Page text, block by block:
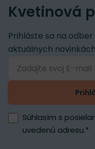
Kvetinová
Prihláste sa na
aktuálnych
Súhlasím s
uvedenú adresu.*